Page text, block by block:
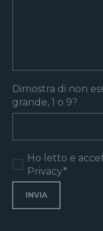
Dimostra di non
grande, 1 o 9?
Ho letto e
Privacy*